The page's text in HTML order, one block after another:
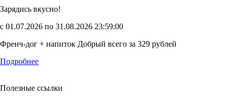
Зарядись вкусно!
с 01.07.2026 по 31.08.2026 23:59:00
Френч-дог + напиток Добрый всего за 329 рублей
Подробнее
Полезные ссылки